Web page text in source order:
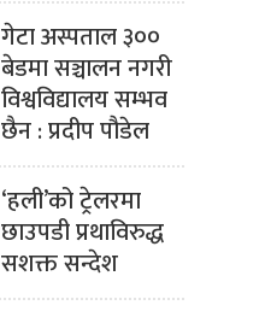
गेटा अस्पताल ३००
बेडमा सञ्चालन नगरी
विश्वविद्यालय सम्भव
छैन : प्रदीप पौडेल
‘हली’को ट्रेलरमा
छाउपडी प्रथाविरुद्ध
सशक्त सन्देश